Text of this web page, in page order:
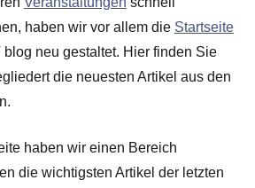
haben wir vor allem die Startseite
neu gestaltet. Hier finden Sie
die neuesten Artikel aus den
haben wir einen Bereich
die wichtigsten Artikel der letzten